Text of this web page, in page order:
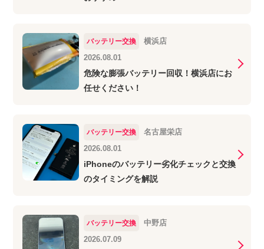
バッテリー交換
横浜店
2026.08.01
危険な膨張バッテリー回収！横浜店にお
任せください！
バッテリー交換
名古屋栄店
2026.08.01
iPhoneのバッテリー劣化チェックと交換
のタイミングを解説
バッテリー交換
中野店
2026.07.09